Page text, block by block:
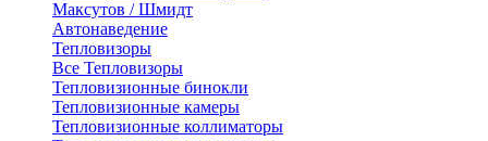
Максутов / Шмидт
Автонаведение
Тепловизоры
Все Тепловизоры
Тепловизионные бинокли
Тепловизионные камеры
Тепловизионные коллиматоры